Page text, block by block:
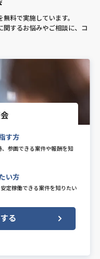
料で実施しています。
するお悩みやご相談に、コ
す方
参画できる案件や報酬を知
い方
定稼働できる案件を知りたい
る